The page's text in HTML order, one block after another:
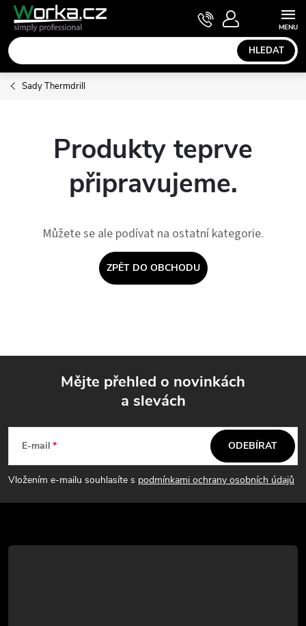
Přejít
obsah
HLEDAT
NÁKUPNÍ
KOŠÍK
Sady Thermdrill
Produkty teprve
připravujeme.
Můžete se ale podívat na ostatní kategorie.
ZPĚT DO OBCHODU
p
t
Mějte přehled o novinkách
a slevách
E-mail
Vložením e-mailu souhlasíte s podmínkami ochrany osobních údajů
ODEBÍRAT